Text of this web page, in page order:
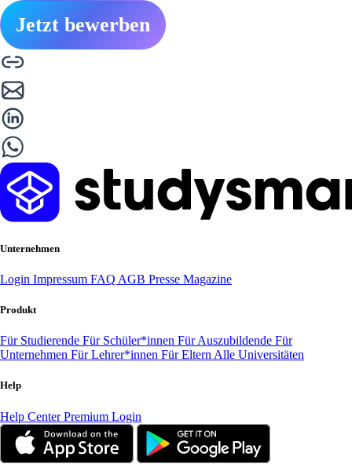
Jetzt bewerben
Unternehmen
Login Impressum FAQ AGB Presse Magazine
Produkt
Für Studierende Für Schüler*innen Für Auszubildende Für
Unternehmen Für Lehrer*innen Für Eltern Alle Universitäten
Help
Help CenterPremium Login